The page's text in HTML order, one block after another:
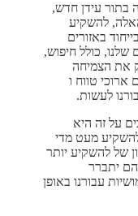
בתור עידן חדש,
להשקיע
באזורים
כולל חיפוש,
את הצמיחה
ארוכי טווח ו
על זה היא
מעט מדי
של להשקיע יותר
יתברר
עבורנו באופן